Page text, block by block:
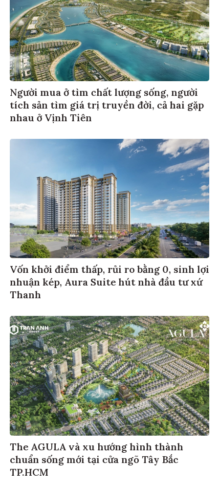
Người mua ở tìm chất lượng sống, người
tích sản tìm giá trị truyền đời, cả hai gặp
nhau ở Vịnh Tiên
Vốn khởi điểm thấp, rủi ro bằng 0, sinh lợi
nhuận kép, Aura Suite hút nhà đầu tư xứ
Thanh
The AGULA và xu hướng hình thành
chuẩn sống mới tại cửa ngõ Tây Bắc
TP.HCM